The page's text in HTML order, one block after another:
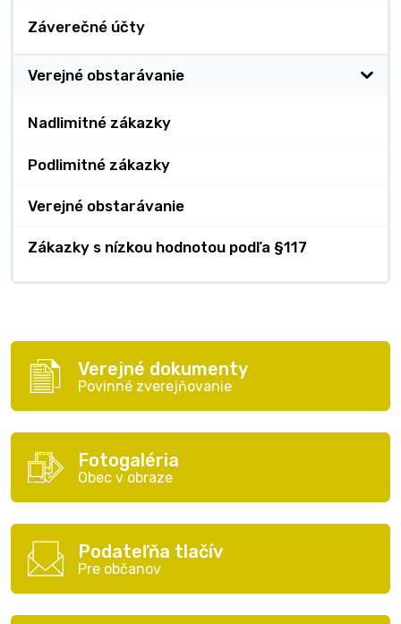
Záverečné účty
Verejné obstarávanie
Nadlimitné zákazky
Podlimitné zákazky
Verejné obstarávanie
Zákazky s nízkou hodnotou podľa §117
Verejné dokumenty
Povinné zverejňovanie
Fotogaléria
Obec v obraze
Podateľňa tlačív
Pre občanov